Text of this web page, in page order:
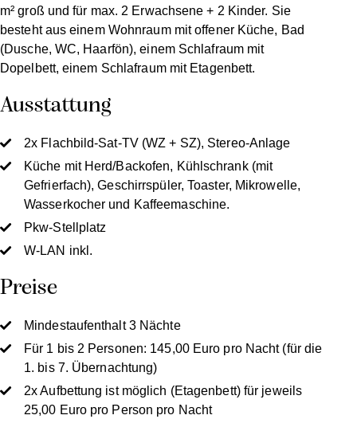
m² groß und für max. 2 Erwachsene + 2 Kinder. Sie
besteht aus einem Wohnraum mit offener Küche, Bad
(Dusche, WC, Haarfön), einem Schlafraum mit
Dopelbett, einem Schlafraum mit Etagenbett.
Ausstattung
2x Flachbild-Sat-TV (WZ + SZ), Stereo-Anlage
Küche mit Herd/Backofen, Kühlschrank (mit
Gefrierfach), Geschirrspüler, Toaster, Mikrowelle,
Wasserkocher und Kaffeemaschine.
Pkw-Stellplatz
W-LAN inkl.
Preise
Mindestaufenthalt 3 Nächte
Für 1 bis 2 Personen: 145,00 Euro pro Nacht (für die
1. bis 7. Übernachtung)
2x Aufbettung ist möglich (Etagenbett) für jeweils
25,00 Euro pro Person pro Nacht